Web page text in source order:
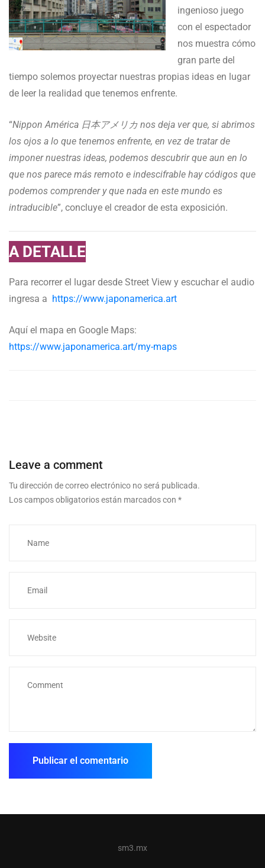
ingenioso juego
con el espectador
nos muestra cómo
gran parte del
tiempo solemos proyectar nuestras propias ideas en lugar
de leer la realidad que tenemos enfrente.
“Nippon América 日本アメリカ nos deja ver que, si abrimos
los ojos a lo que tenemos enfrente, en vez de tratar de
imponer nuestras ideas, podemos descubrir que aun en lo
que nos parece más remoto e indescifrable hay códigos que
podemos comprender y que nada en este mundo es
intraducible”, concluye el creador de esta exposición.
A DETALLE
Para recorrer el lugar desde Street View y escuchar el audio
ingresa a https://www.japonamerica.art
Aquí el mapa en Google Maps:
https://www.japonamerica.art/my-maps
Leave a comment
Tu dirección de correo electrónico no será publicada.
Los campos obligatorios están marcados con *
sm3.mx